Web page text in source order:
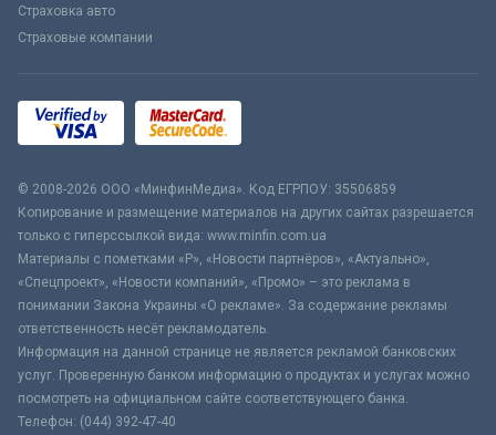
Страховка авто
Страховые компании
© 2008-2026 ООО «МинфинМедиа». Код ЕГРПОУ: 35506859
Копирование и размещение материалов на других сайтах разрешается
только с гиперссылкой вида: www.minfin.com.ua
Материалы с пометками «Р», «Новости партнёров», «Актуально»,
«Спецпроект», «Новости компаний», «Промо» – это реклама в
понимании Закона Украины «О рекламе». За содержание рекламы
ответственность несёт рекламодатель.
Информация на данной странице не является рекламой банковских
услуг. Проверенную банком информацию о продуктах и услугах можно
посмотреть на официальном сайте соответствующего банка.
Телефон: (044) 392-47-40